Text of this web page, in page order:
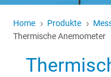
Home 5 Produkte 5
Thermische Anemometer